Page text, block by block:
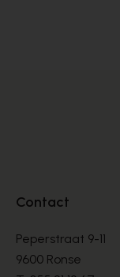
Contact
Peperstraat 9-11
9600 Ronse